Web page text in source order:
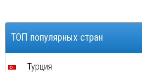
ТОП популярных стран
Турция